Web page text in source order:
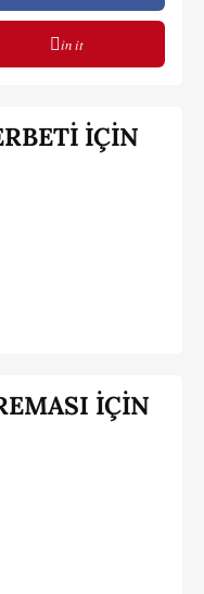
in it
İÇİN
İÇİN